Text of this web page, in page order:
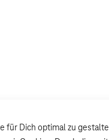
für Dich optimal zu